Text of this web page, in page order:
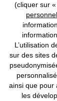
CGV
©
(cliquer sur
L’utilisation
sur des sites
ainsi que pour
les